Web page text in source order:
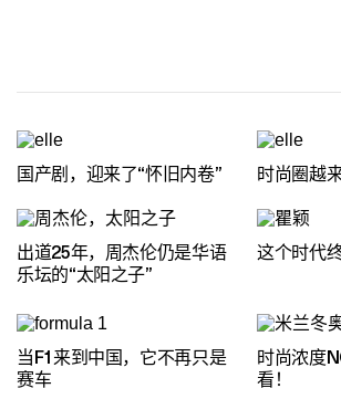
国产剧，迎来了“怀旧内卷” 时尚圈越
出道25年，周杰伦仍是华语
乐坛的“太阳之子”
这个时代
当F1来到中国，它不再只是
赛车
时尚浓度
看！